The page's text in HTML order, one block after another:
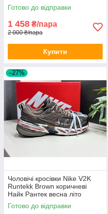
Готово до відправки
1 458 ₴/пара
2 000 ₴/пара
Купити
–27%
Чоловічі кросівки Nike V2K
Runtekk Brown коричневі
Найк Рантек весна літо
Готово до відправки